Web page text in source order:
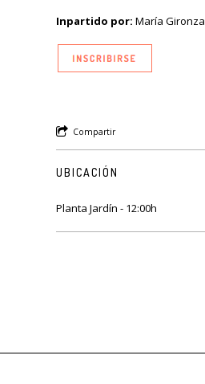
Inpartido por: María Gironza
Compartir
UBICACIÓN
Planta Jardín - 12:00h